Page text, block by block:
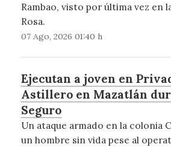
Rambao, visto por última vez en
Rosa.
07 Ago, 2026 01:40 h
Ejecutan a joven en
Astillero en Mazatlán
Seguro
Un ataque armado en la colonia
un hombre sin vida pese al